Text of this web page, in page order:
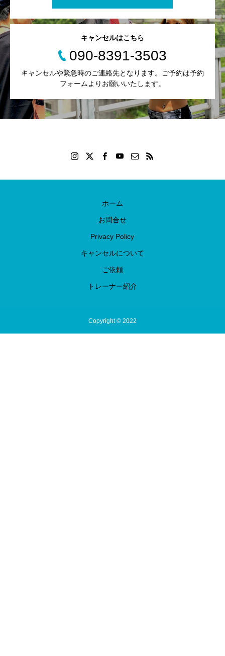
キャンセルはこちら
090-8391-3503
キャンセルや緊急時のご連絡先となります。ご予約は予約
フォームよりお願いいたします。
ホーム
お問合せ
Privacy Policy
キャンセルについて
ご依頼
トレーナー紹介
Copyright © 2022